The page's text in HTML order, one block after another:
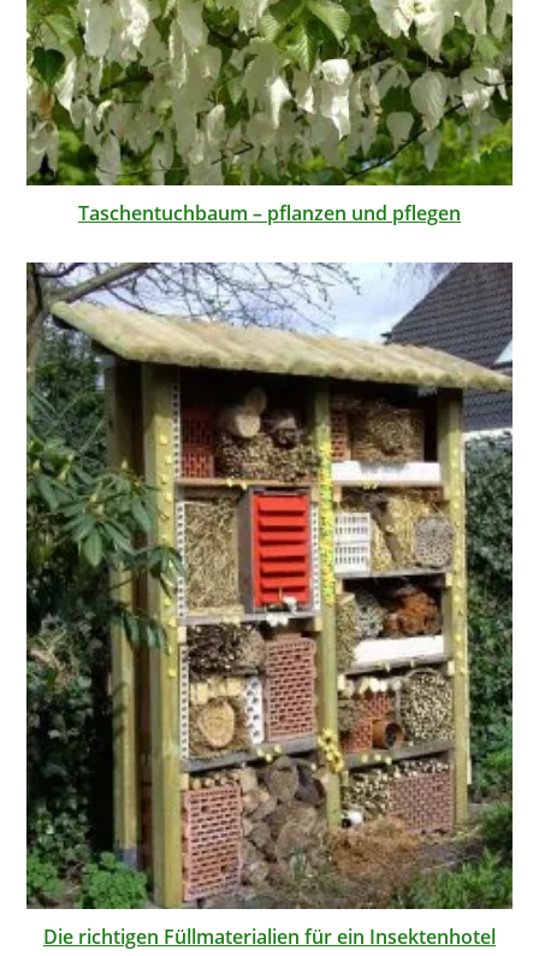
Taschentuchbaum – pflanzen und pflegen
Die richtigen Füllmaterialien für ein Insektenhotel